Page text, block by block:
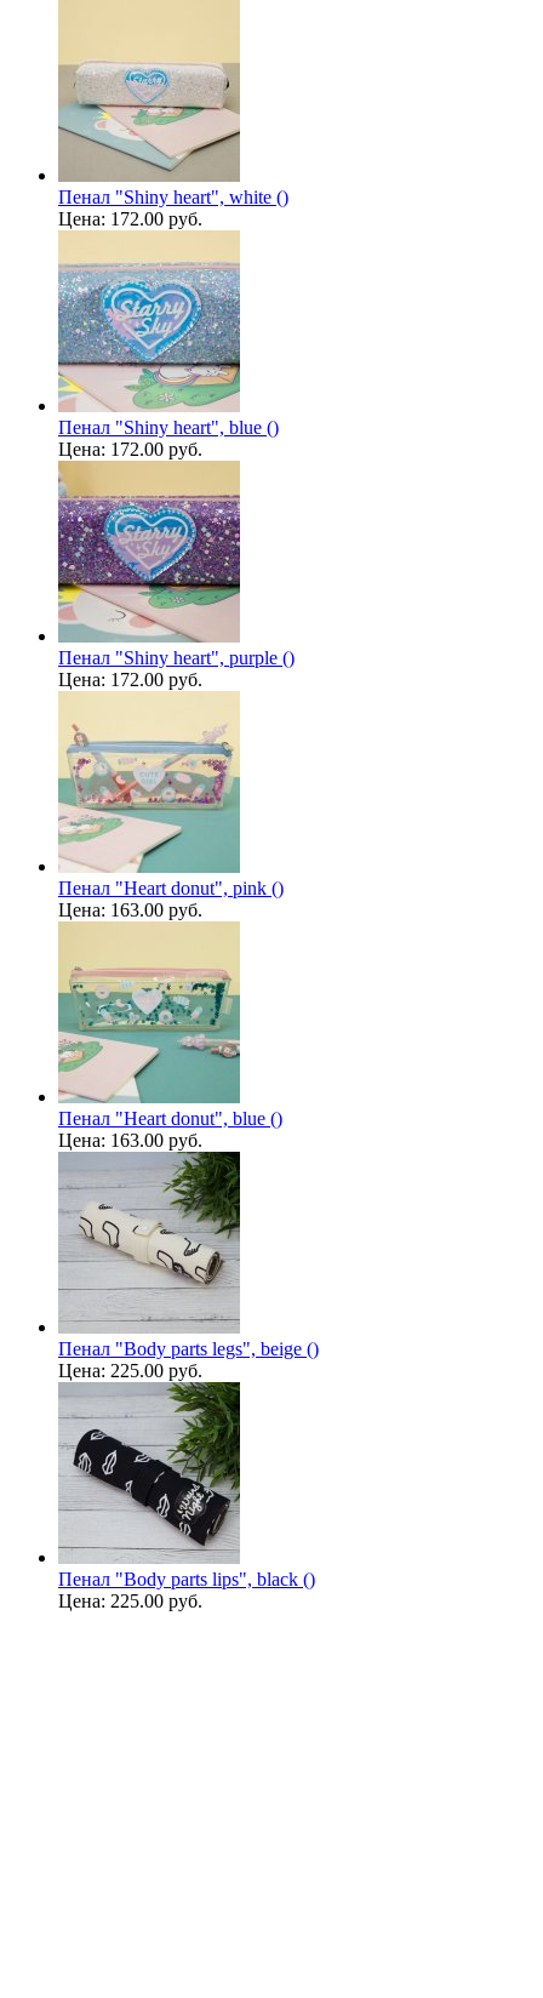
Пенал "Shiny heart", white ()
Цена: 172.00 руб.
Пенал "Shiny heart", blue ()
Цена: 172.00 руб.
Пенал "Shiny heart", purple ()
Цена: 172.00 руб.
Пенал "Heart donut", pink ()
Цена: 163.00 руб.
Пенал "Heart donut", blue ()
Цена: 163.00 руб.
Пенал "Body parts legs", beige ()
Цена: 225.00 руб.
Пенал "Body parts lips", black ()
Цена: 225.00 руб.